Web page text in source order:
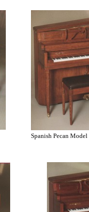
Spanish Pecan